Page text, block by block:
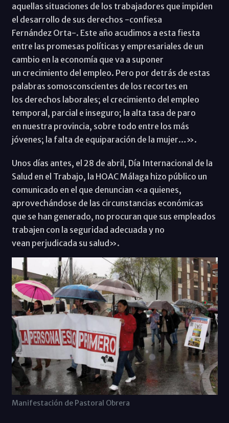
aquellas situaciones de los trabajadores que impiden
el desarrollo de sus derechos -confiesa
Fernández Orta-. Este año acudimos a esta fiesta
entre las promesas políticas y empresariales de un
cambio en la economía que va a suponer
un crecimiento del empleo. Pero por detrás de estas
palabras somosconscientes de los recortes en
los derechos laborales; el crecimiento del empleo
temporal, parcial e inseguro; la alta tasa de paro
en nuestra provincia, sobre todo entre los más
jóvenes; la falta de equiparación de la mujer…».
Unos días antes, el 28 de abril, Día Internacional de la
Salud en el Trabajo, la HOAC Málaga hizo público un
comunicado en el que denuncian «a quienes,
aprovechándose de las circunstancias económicas
que se han generado, no procuran que sus empleados
trabajen con la seguridad adecuada y no
vean perjudicada su salud».
Manifestación de Pastoral Obrera